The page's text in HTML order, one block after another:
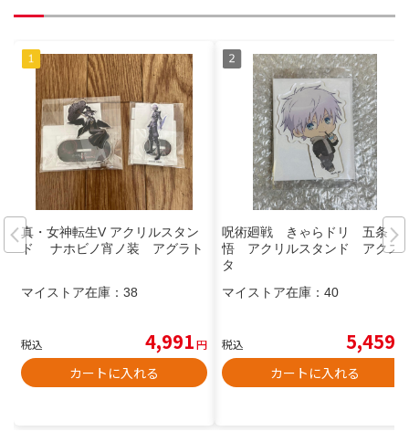
真・女神転生V アクリルスタン
ド ナホビノ宵ノ装 アグラト
マイストア在庫： 38
税込 4,991円
カートに入れる
呪術廻戦 きゃらドリ 五条
悟 アクリルスタンド アクス
タ
マイストア在庫： 40
税込 5,459
カートに入れる